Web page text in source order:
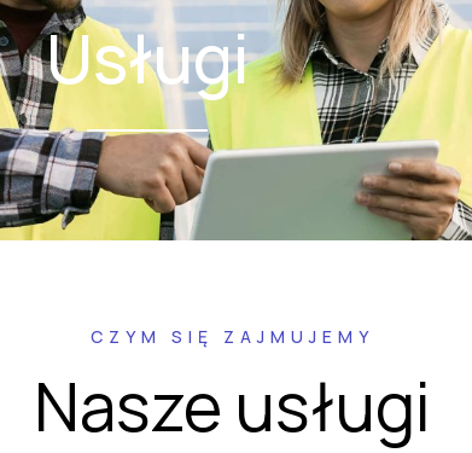
Usługi
CZYM SIĘ ZAJMUJEMY
Nasze usługi